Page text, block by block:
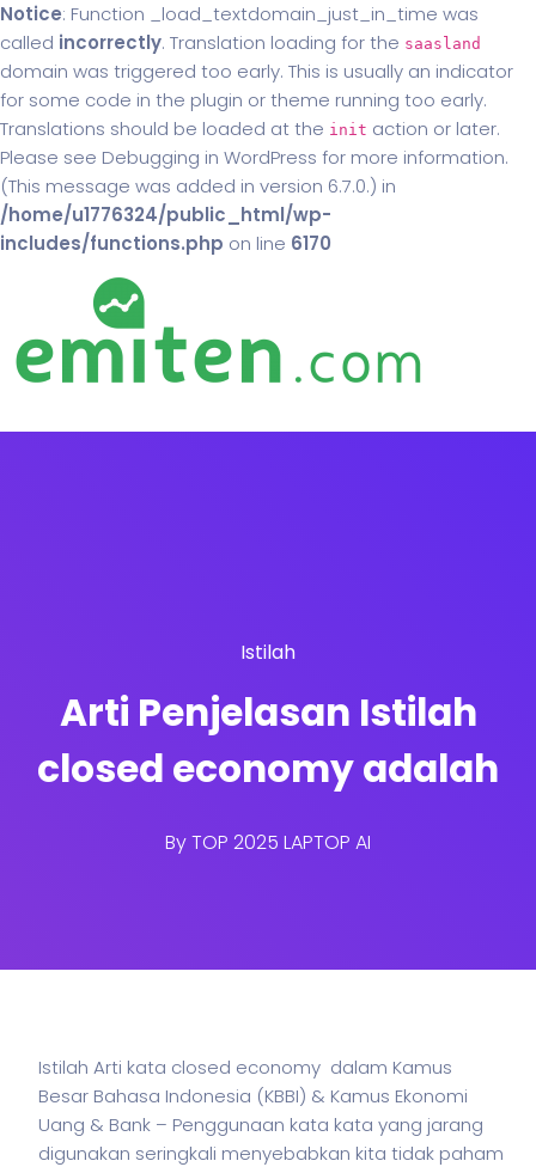
Notice: Function _load_textdomain_just_in_time was
called incorrectly. Translation loading for the saasland
domain was triggered too early. This is usually an indicator
for some code in the plugin or theme running too early.
Translations should be loaded at the init action or later.
Please see Debugging in WordPress for more information.
(This message was added in version 6.7.0.) in
/home/u1776324/public_html/wp-
includes/functions.php on line 6170
Istilah
Arti Penjelasan Istilah
closed economy adalah
ByTOP 2025 LAPTOP AI
Istilah Arti kata closed economy dalam Kamus
Besar Bahasa Indonesia (KBBI) & Kamus Ekonomi
Uang & Bank – Penggunaan kata kata yang jarang
digunakan seringkali menyebabkan kita tidak paham